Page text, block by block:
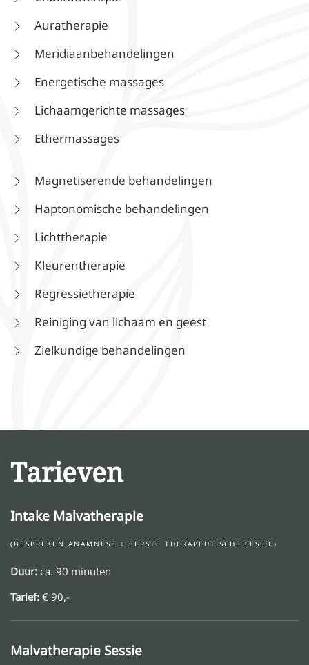
Auratherapie
Meridiaanbehandelingen
Energetische massages
Lichaamgerichte massages
Ethermassages
Magnetiserende behandelingen
Haptonomische behandelingen
Lichttherapie
Kleurentherapie
Regressietherapie
Reiniging van lichaam en geest
Zielkundige behandelingen
Tarieven
Intake Malvatherapie
(BESPREKEN ANAMNESE + EERSTE THERAPEUTISCHE SESSIE)
Duur: ca. 90 minuten
Tarief: € 90,-
Malvatherapie Sessie